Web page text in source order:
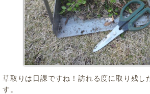
草取りは日課ですね！訪れる度に取り残し
す。